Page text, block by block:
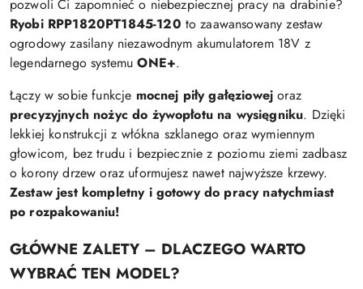
pozwoli Ci zapomnieć o niebezpiecznej pracy na drabinie?
Ryobi RPP1820PT1845-120 to zaawansowany zestaw
ogrodowy zasilany niezawodnym akumulatorem 18V z
legendarnego systemuONE+.
Łączy w sobie funkcje mocnej piły gałęziowej oraz
precyzyjnych nożyc do żywopłotu na wysięgniku. Dzięki
lekkiej konstrukcji z włókna szklanego oraz wymiennym
głowicom, bez trudu i bezpiecznie z poziomu ziemi zadbasz
o korony drzew oraz uformujesz nawet najwyższe krzewy.
Zestaw jest kompletny i gotowy do pracy natychmiast
po rozpakowaniu!
GŁÓWNE ZALETY – DLACZEGO WARTO
WYBRAĆ TEN MODEL?